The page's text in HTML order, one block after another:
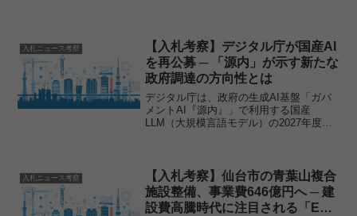
は64...
入札ニュース考察
【入札考察】デジタル庁が国産AI
を再公募 ─ 「源内」が示す新たな
政府調達の方向性とは
デジタル庁は、政府の生成AI基盤「ガバ
メントAI『源内』」で利用する国産
LLM（大規模言語モデル）の2027年度向
移行します。また、...
入札ニュース考察
【入札考察】仙台市の青葉山複合
施設整備、事業費646億円へ ─ 建
設費高騰時代に注目される「ECI